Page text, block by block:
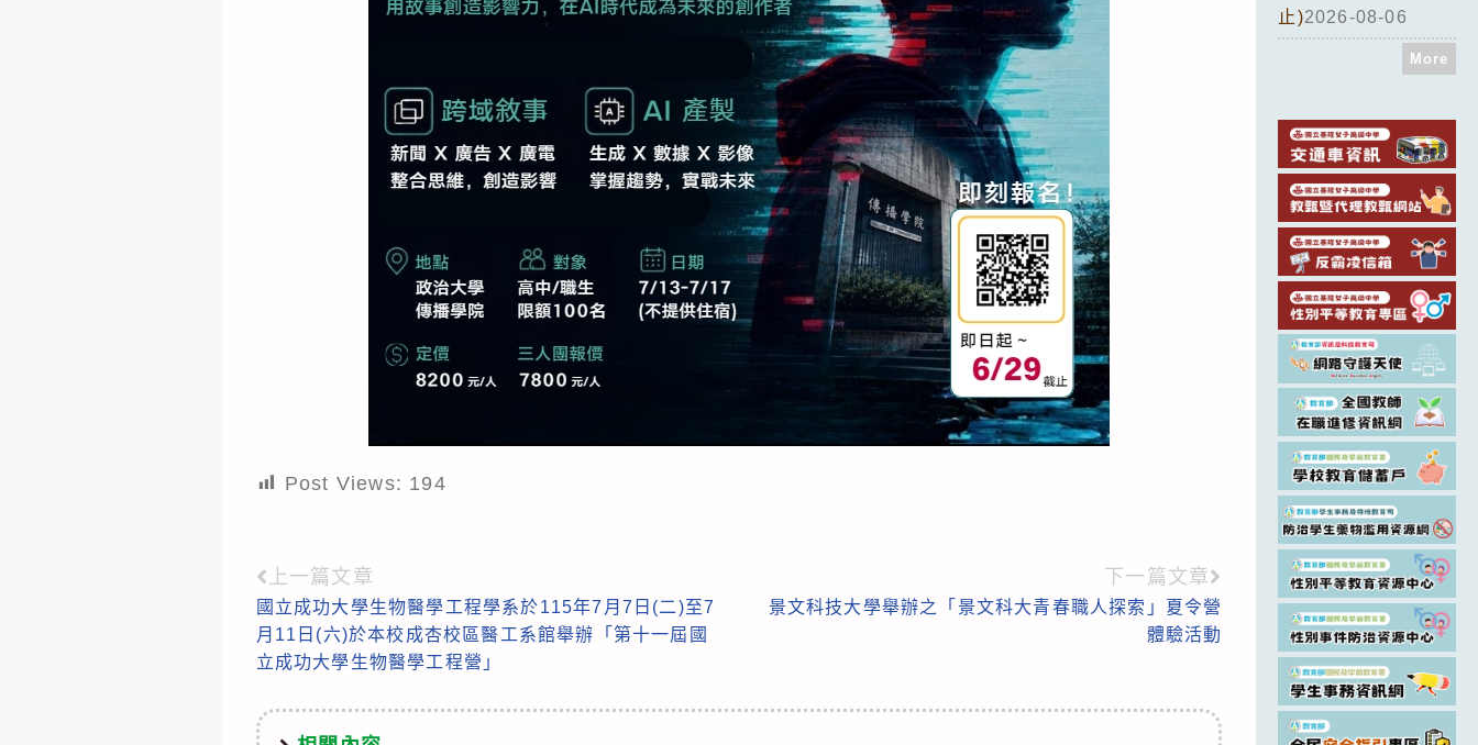
Post Views: 194
Read
more
articles
上一篇文章
國立成功大學生物醫學工程學系於115年7月7日(二)至7
月11日(六)於本校成杏校區醫工系館舉辦「第十一屆國
立成功大學生物醫學工程營」
下一篇文章
景文科技大學舉辦之「景文科大青春職人探索」夏令營
體驗活動
止)2026-08-06
More